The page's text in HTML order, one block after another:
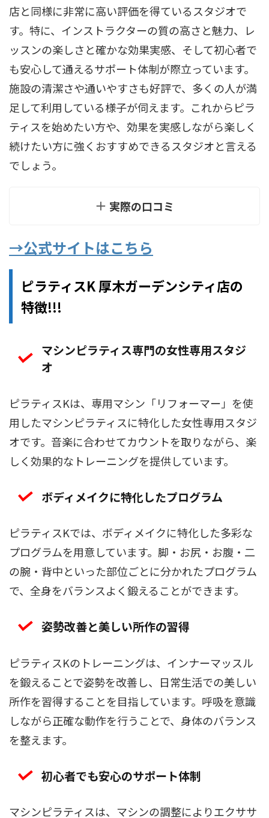
店と同様に非常に高い評価を得ているスタジオで
す。特に、インストラクターの質の高さと魅力、レ
ッスンの楽しさと確かな効果実感、そして初心者で
も安心して通えるサポート体制が際立っています。
施設の清潔さや通いやすさも好評で、多くの人が満
足して利用している様子が伺えます。これからピラ
ティスを始めたい方や、効果を実感しながら楽しく
続けたい方に強くおすすめできるスタジオと言える
でしょう。
実際の口コミ
→公式サイトはこちら
ピラティスK 厚木ガーデンシティ店の
特徴!!!
マシンピラティス専門の女性専用スタジ
オ
ピラティスKは、専用マシン「リフォーマー」を使
用したマシンピラティスに特化した女性専用スタジ
オです。音楽に合わせてカウントを取りながら、楽
しく効果的なトレーニングを提供しています。
ボディメイクに特化したプログラム
ピラティスKでは、ボディメイクに特化した多彩な
プログラムを用意しています。脚・お尻・お腹・二
の腕・背中といった部位ごとに分かれたプログラム
で、全身をバランスよく鍛えることができます。
姿勢改善と美しい所作の習得
ピラティスKのトレーニングは、インナーマッスル
を鍛えることで姿勢を改善し、日常生活での美しい
所作を習得することを目指しています。呼吸を意識
しながら正確な動作を行うことで、身体のバランス
を整えます。
初心者でも安心のサポート体制
マシンピラティスは、マシンの調整によりエクササ